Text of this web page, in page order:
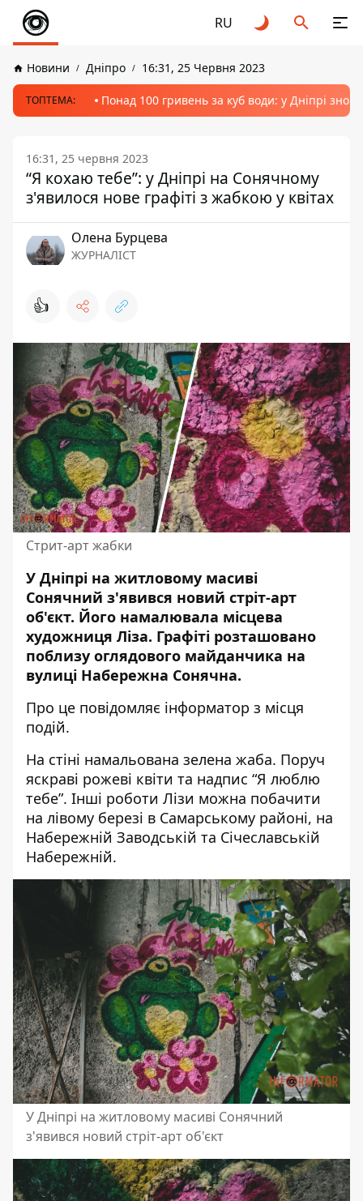
RU
Новини Дніпро 16:31, 25 Червня 2023
ТОПТЕМА: Понад 100 гривень за куб води: у Дніпрі
16:31, 25 червня 2023
“Я кохаю тебе”: у Дніпрі на Сонячному
з'явилося нове графіті з жабкою у квітах
Олена Бурцева
ЖУРНАЛІСТ
👍
Стрит-арт жабки
У Дніпрі на житловому масиві
Сонячний з'явився новий стріт-арт
об'єкт. Його намалювала місцева
художниця Ліза. Графіті розташовано
поблизу оглядового майданчика на
вулиці Набережна Сонячна.
Про це повідомляє інформатор з місця
подій.
На стіні намальована зелена жаба. Поруч
яскраві рожеві квіти та надпис “Я люблю
тебе”. Інші роботи Лізи можна побачити
на лівому березі в Самарському районі, на
Набережній Заводській та Січеславській
Набережній.
У Дніпрі на житловому масиві Сонячний
з'явився новий стріт-арт об'єкт